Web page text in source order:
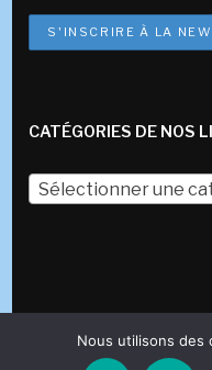
CATÉGORIES DE NOS
Sélectionner une
© 2017-2023 Éditions
Nous utilisons des